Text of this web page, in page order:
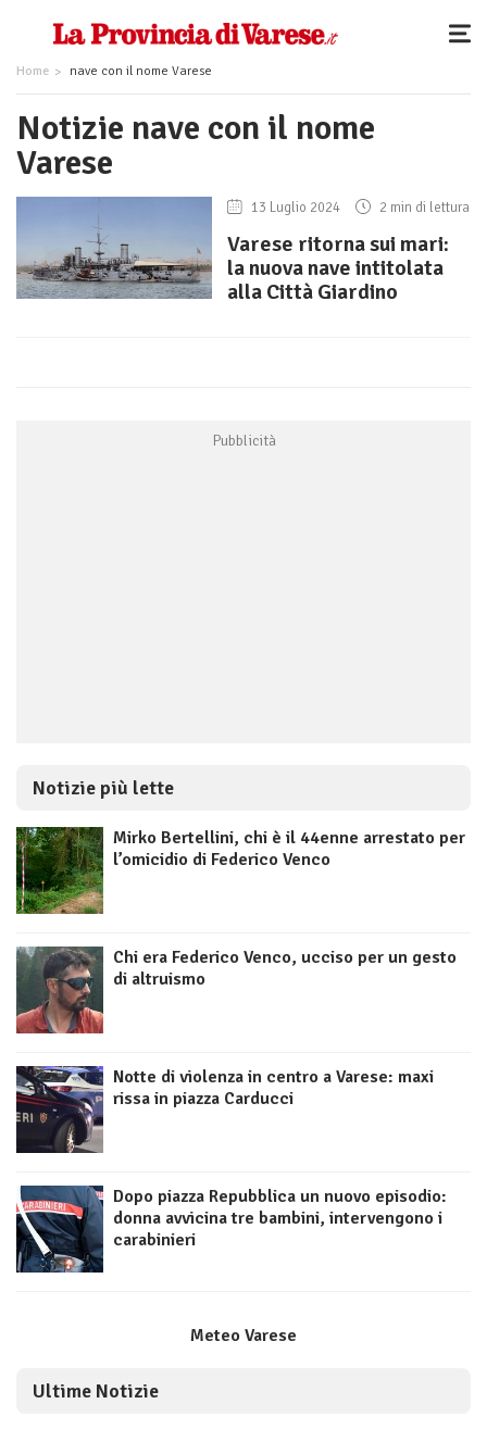
Home nave con il nome Varese
Notizie nave con il nome
Varese
13 Luglio 2024 2 min di lettura
Varese ritorna sui mari:
la nuova nave intitolata
alla Città Giardino
Notizie più lette
Mirko Bertellini, chi è il 44enne arrestato per
l’omicidio di Federico Venco
Chi era Federico Venco, ucciso per un gesto
di altruismo
Notte di violenza in centro a Varese: maxi
rissa in piazza Carducci
Dopo piazza Repubblica un nuovo episodio:
donna avvicina tre bambini, intervengono i
carabinieri
Meteo Varese
Ultime Notizie